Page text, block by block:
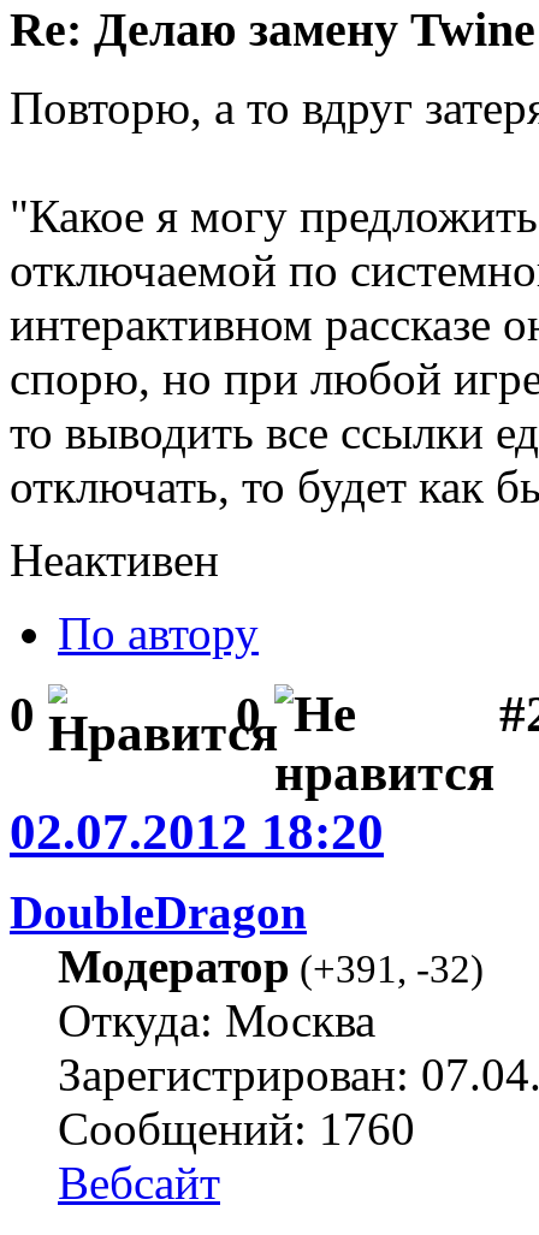
Re: Делаю замену
Повторю, а то вдруг
"Какое я могу
отключаемой по
интерактивном рассказе
спорю, но при любой
то выводить все ссылки
отключать, то будет как
Неактивен
По автору
0 0
02.07.2012 18:20
DoubleDragon
Модератор (+391, -32)
Откуда: Москва
Зарегистрирован:
Сообщений: 1760
Вебсайт